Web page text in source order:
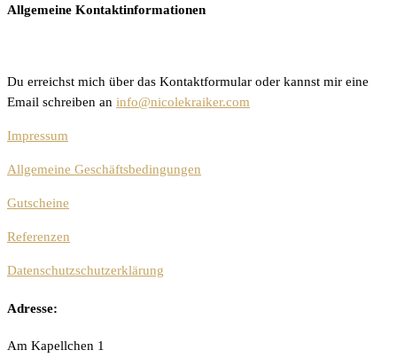
Allgemeine Kontaktinformationen
Du erreichst mich über das Kontaktformular oder kannst mir eine
Email schreiben an info@nicolekraiker.com
Impressum
Allgemeine Geschäftsbedingungen
Gutscheine
Referenzen
Datenschutzschutzerklärung
Adresse:
Am Kapellchen 1